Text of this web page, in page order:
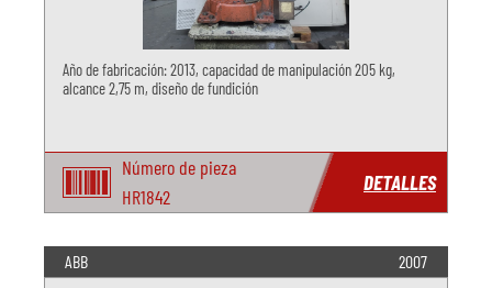
Año de fabricación: 2013, capacidad de manipulación 205 kg,
alcance 2,75 m, diseño de fundición
Número de pieza
HR1842
DETALLES
ABB 2007